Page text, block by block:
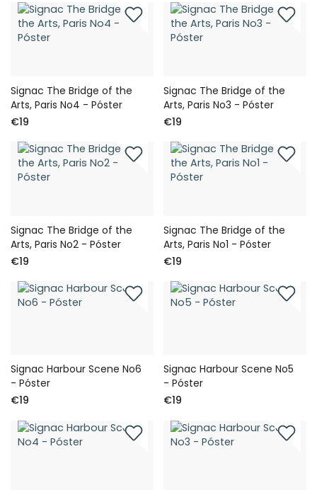
Signac The Bridge of the
Arts, Paris No4 - Póster
€19
Signac The Bridge of the
Arts, Paris No3 - Póster
€19
Signac The Bridge of the
Arts, Paris No2 - Póster
€19
Signac The Bridge of the
Arts, Paris No1 - Póster
€19
Signac Harbour Scene No6
- Póster
€19
Signac Harbour Scene No5
- Póster
€19